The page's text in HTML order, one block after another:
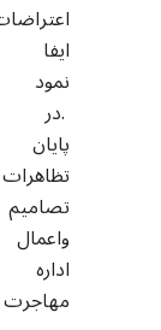
ایفا
نمود
.در
پایان
تظاهرات
تصامیم
واعمال
اداره
مهاجرت